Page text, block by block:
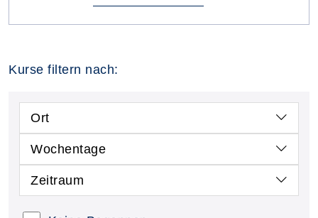
Kurse filtern nach:
Ort
Wochentage
Zeitraum